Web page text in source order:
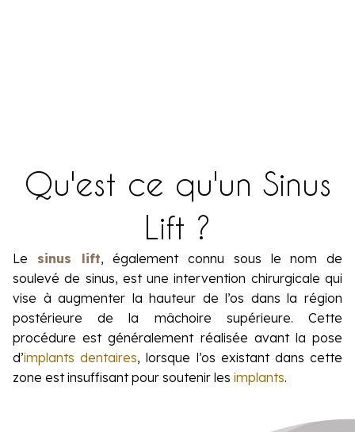
Qu'est ce qu'un Sinus
Lift ?
Le sinus lift, également connu sous le nom de
soulevé de sinus, est une intervention chirurgicale qui
vise à augmenter la hauteur de l’os dans la région
postérieure de la mâchoire supérieure. Cette
procédure est généralement réalisée avant la pose
d’implants dentaires, lorsque l’os existant dans cette
zone est insuffisant pour soutenir les implants.